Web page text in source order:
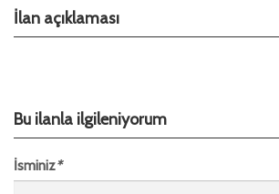
İlan açıklaması
Bu ilanla ilgileniyorum
İsminiz*